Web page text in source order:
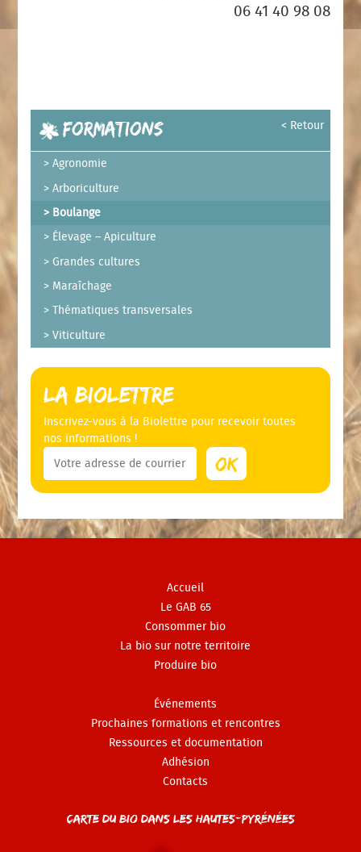
06 41 40 98 08
< Retour
Formations
Agronomie
Arboriculture
Boulange
Élevage – Apiculture
Grandes cultures
Maraîchage
Thématiques transversales
Viticulture
La Biolettre
Inscrivez-vous à la Biolettre pour recevoir toutes
nos informations !
Accueil
Le GAB 65
Consommer bio
La bio sur notre territoire
Produire bio
Événements
Prochaines formations et rencontres
Ressources et documentation
Adhésion
Contacts
Carte du Bio dans les Hautes-Pyrénées